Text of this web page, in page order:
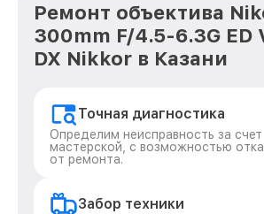
Ремонт объектива
300mm F/4.5-6.3G ED
DX Nikkor в Казани
Точная диагностика
Определим неисправность за счет
мастерской, с возможностью
от ремонта.
Забор техники